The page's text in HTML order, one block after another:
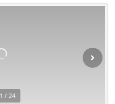
1 / 24